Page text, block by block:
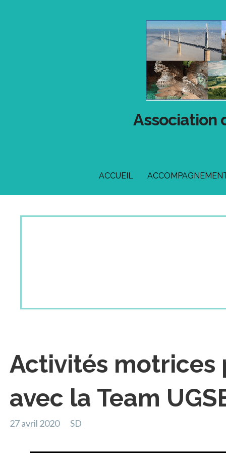
Association
ACCUEIL
Activités motrices
avec la Team
27 avril 2020 SD